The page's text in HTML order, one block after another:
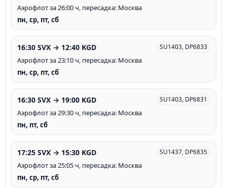
Аэрофлот за 26:00 ч, пересадка: Москва
пн, ср, пт, сб
16:30 SVX → 12:40 KGD SU1403, DP6833
Аэрофлот за 23:10 ч, пересадка: Москва
пн, ср, пт, сб
16:30 SVX → 19:00 KGD SU1403, DP6831
Аэрофлот за 29:30 ч, пересадка: Москва
пн, пт, сб
17:25 SVX → 15:30 KGD SU1437, DP6835
Аэрофлот за 25:05 ч, пересадка: Москва
пн, ср, пт, сб